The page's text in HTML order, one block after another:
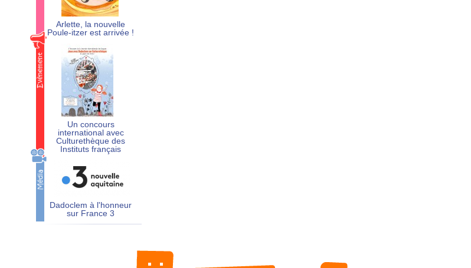
Arlette, la nouvelle
Poule-itzer est arrivée !
Un concours
international avec
Culturethèque des
Instituts français
Dadoclem à l'honneur
sur France 3